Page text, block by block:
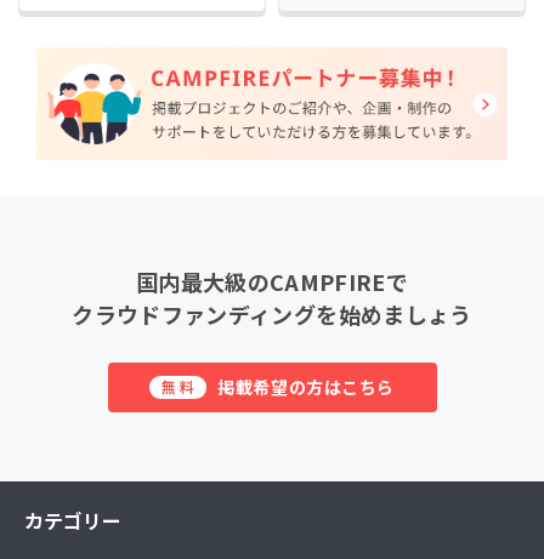
国内最大級のCAMPFIREで
クラウドファンディングを始めましょう
無料 掲載希望の方はこちら
カテゴリー